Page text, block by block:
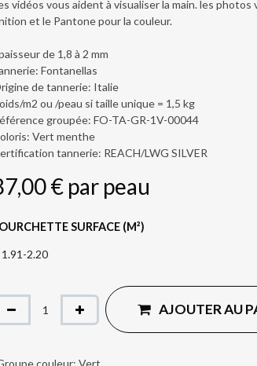
vidéos vous aident à visualiser la main. les photos
et le Pantone pour la couleur.
de 1,8 à 2 mm
Fontanellas
de tannerie: Italie
m2 ou /peau si taille unique = 1,5 kg
groupée: FO-TA-GR-1V-00044
Vert menthe
tannerie: REACH/LWG SILVER
€ par peau
SURFACE (M²)
AJOUTER AU
couleur: Vert